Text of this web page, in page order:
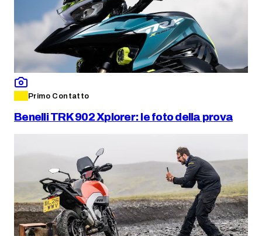
Primo Contatto
Benelli TRK 902 Xplorer: le foto della prova